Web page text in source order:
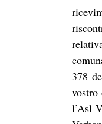
378
vostro
l’Asl